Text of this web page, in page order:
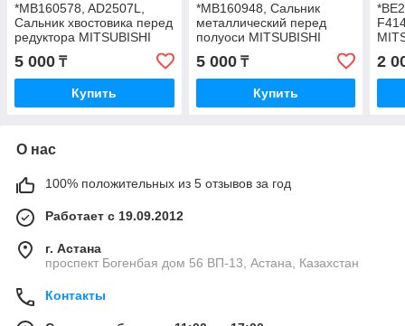
*MB160578, AD2507L,
Сальник хвостовика перед
редуктора MITSUBISHI
PAJERO V31W, V43W,
L200 K74T, JAPAN, 42-65-
12
5 000 ₸
Купить
*MB160948, Сальник
металлический перед
полуоси MITSUBISHI
MONTERO SPORT K96W,
PAJERO V73W, V93W,
V75W, JAPAN
5 000₸
Купить
75-
2
О нас
100% положительных из 5 отзывов за год
Работает с 19.09.2012
г. Астана
проспект Богенбая дом 56 ВП-13, Астана, Казахстан
Контакты